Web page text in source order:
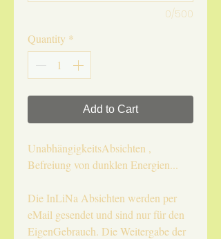
0/500
Quantity *
Add to Cart
UnabhängigkeitsAbsichten ,
Befreiung von dunklen Energien...
Die InLiNa Absichten werden per
eMail gesendet und sind nur für den
EigenGebrauch. Die Weitergabe der